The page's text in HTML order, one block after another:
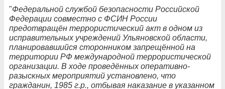
"Федеральной службой безопасности Российской
Федерации совместно с ФСИН России
предотвращён террористический акт в одном из
исправительных учреждений Ульяновской области,
планировавшийся сторонником запрещённой на
территории РФ международной террористической
организации. В ходе проведённых оперативно-
разыскных мероприятий установлено, что
гражданин, 1985 г.р., отбывая наказание в указанном